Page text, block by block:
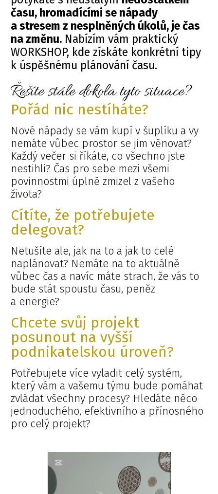
času, hromadícími se nápady
a stresem z nesplněných úkolů, je čas
na změnu. Nabízím vám praktický
WORKSHOP, kde získáte konkrétní tipy
k úspěšnému plánování času.
Řešíte stále dokola tyto situace?
Pořád nic nestíháte?
Nové nápady se vám kupí v šuplíku a vy
nemáte vůbec prostor se jim věnovat?
Každý večer si říkáte, co všechno jste
nestihli? Čas pro sebe mezi všemi
povinnostmi úplně zmizel z vašeho
života?
Cítíte, že potřebujete
delegovat?
Netušíte ale, jak na to a jak to celé
naplánovat? Nemáte na to aktuálně
vůbec čas a navíc máte strach, že vás to
bude stát spoustu času, peněz
a energie?
Chcete svůj projekt
posunout na vyšší
podnikatelskou úroveň?
Potřebujete více vyladit celý systém,
který vám a vašemu týmu bude pomáhat
zvládat všechny procesy? Hledáte něco
jednoduchého, efektivního a přínosného
pro celý projekt?
Video
přehrávač